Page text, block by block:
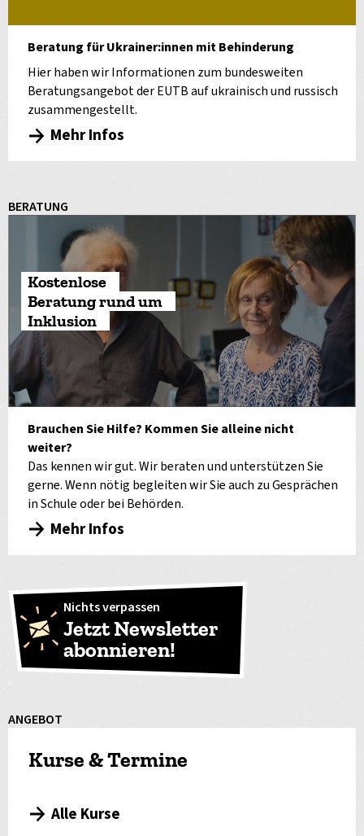
Beratung für Ukrainer:innen mit Behinderung
Hier haben wir Informationen zum bundesweiten
Beratungsangebot der EUTB auf ukrainisch und russisch
zusammengestellt.
Mehr Infos
BERATUNG
Kostenlose
Beratung rund um
Inklusion
Brauchen Sie Hilfe? Kommen Sie alleine nicht
weiter?
Das kennen wir gut. Wir beraten und unterstützen Sie
gerne. Wenn nötig begleiten wir Sie auch zu Gesprächen
in Schule oder bei Behörden.
Mehr Infos
Nichts verpassen
Jetzt Newsletter
abonnieren!
ANGEBOT
Kurse & Termine
Alle Kurse